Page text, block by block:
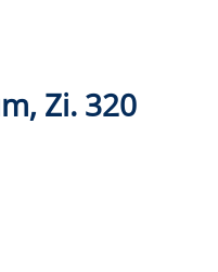
Zi. 320